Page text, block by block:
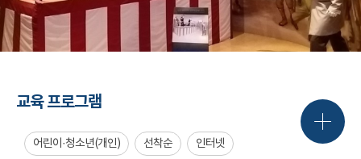
교육 프로그램
어린이·청소년(개인) 선착순 인터넷